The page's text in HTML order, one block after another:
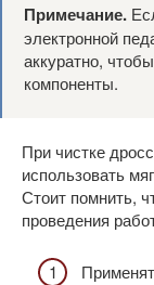
Примечание.
электронной
аккуратно,
компоненты.
При чистке
использовать
Стоит помнить,
проведения